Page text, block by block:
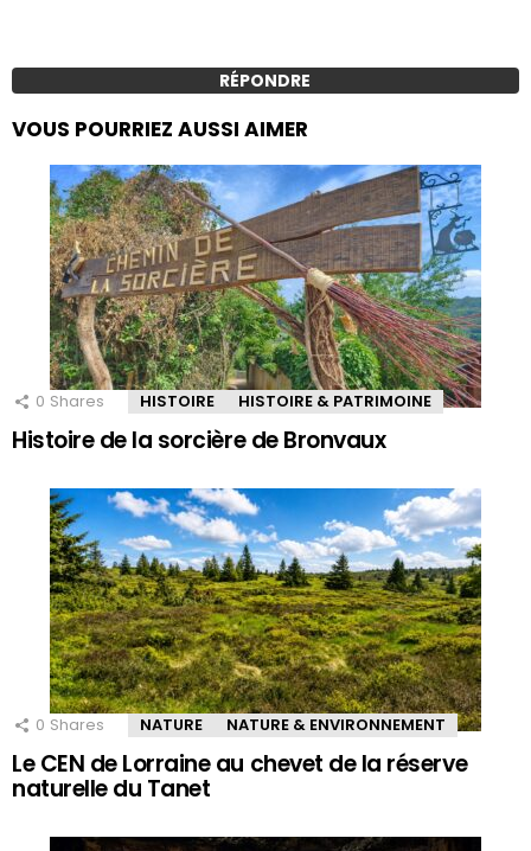
RÉPONDRE
VOUS POURRIEZ AUSSI AIMER
0 Shares HISTOIRE HISTOIRE & PATRIMOINE
Histoire de la sorcière de Bronvaux
0 Shares NATURE NATURE & ENVIRONNEMENT
Le CEN de Lorraine au chevet de la réserve
naturelle du Tanet